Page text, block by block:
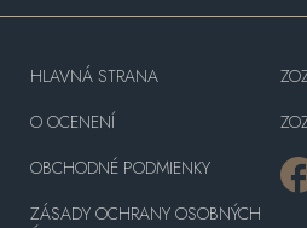
HLAVNÁ STRANA
O OCENENÍ
OBCHODNÉ PODMIENKY
ZÁSADY OCHRANY OSOBNÝCH